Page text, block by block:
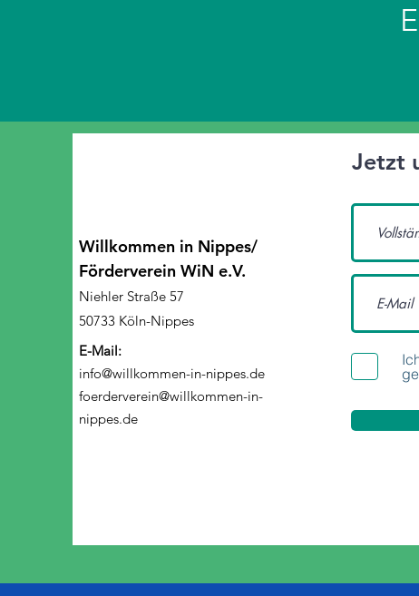
Willkommen in Nippes/
Förderverein WiN e.V.
Niehler Straße 57
50733 Köln-Nippes
E-Mail:
info@willkommen-in-nippes.de
foerderverein@willkommen-in-
nippes.de
Jetzt